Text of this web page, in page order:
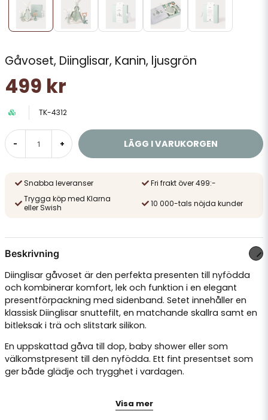
Gåvoset, Diinglisar, Kanin, ljusgrön
499 kr
TK-4312
- + LÄGG I VARUKORGEN
Snabba leveranser
Fri frakt över 499:-
Trygga köp med Klarna
eller Swish
10 000-tals nöjda kunder
Beskrivning
Diinglisar gåvoset är den perfekta presenten till nyfödda
och kombinerar komfort, lek och funktion i en elegant
presentförpackning med sidenband. Setet innehåller en
klassisk Diinglisar snuttefilt, en matchande skallra samt en
bitleksak i trä och slitstark silikon.
En uppskattad gåva till dop, baby shower eller som
välkomstpresent till den nyfödda. Ett fint presentset som
ger både glädje och trygghet i vardagen.
Innehåller snuttefilt, skallra och bitleksak
Elegant presentförpackning med sidenband
Visa mer